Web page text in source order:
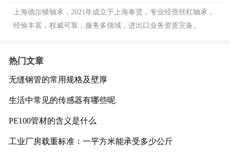
上海德尔镘轴承，2021年成立于上海奉贤，专业经营丝杠轴承，
经验丰富，权威可靠，服务多领域，进出口业务资质完备。
热门文章
无缝钢管的常用规格及壁厚
生活中常见的传感器有哪些呢
PE100管材的含义是什么
工业厂房载重标准：一平方米能承受多少公斤